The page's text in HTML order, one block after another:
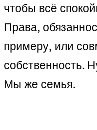
чтобы всё
Права,
примеру, или
собственность.
Мы же семья.